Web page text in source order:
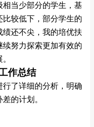
当少部分的学生，基
较低下，部分学生的
还不尖，我的培优扶
努力探索更加有效的
作总结
了详细的分析，明确
的计划。